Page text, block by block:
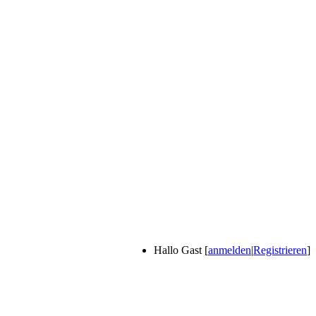
Hallo Gast [anmelden|Registrieren]